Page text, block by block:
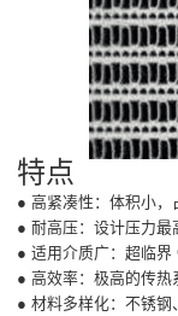
特点
● 高紧凑性：体积小，
● 耐高压：设计压力最
● 适用介质广：超临界
● 高效率：极高的传
● 材料多样化：不锈钢